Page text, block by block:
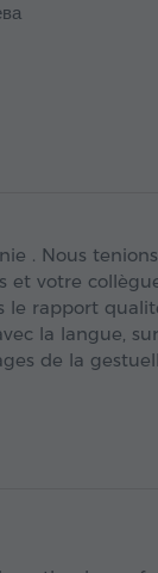
. Nous
votre
le rapport
la langue,
de la